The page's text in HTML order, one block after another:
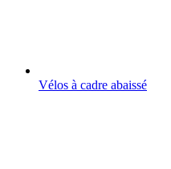
Vélos à cadre abaissé